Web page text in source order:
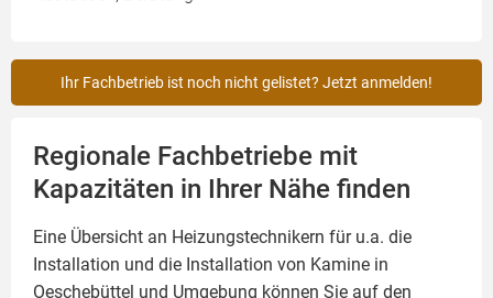
Ihr Fachbetrieb ist noch nicht gelistet? Jetzt anmelden!
Regionale Fachbetriebe mit
Kapazitäten in Ihrer Nähe finden
Eine Übersicht an Heizungstechnikern für u.a. die
Installation und die Installation von Kamine in
Oeschebüttel und Umgebung können Sie auf den